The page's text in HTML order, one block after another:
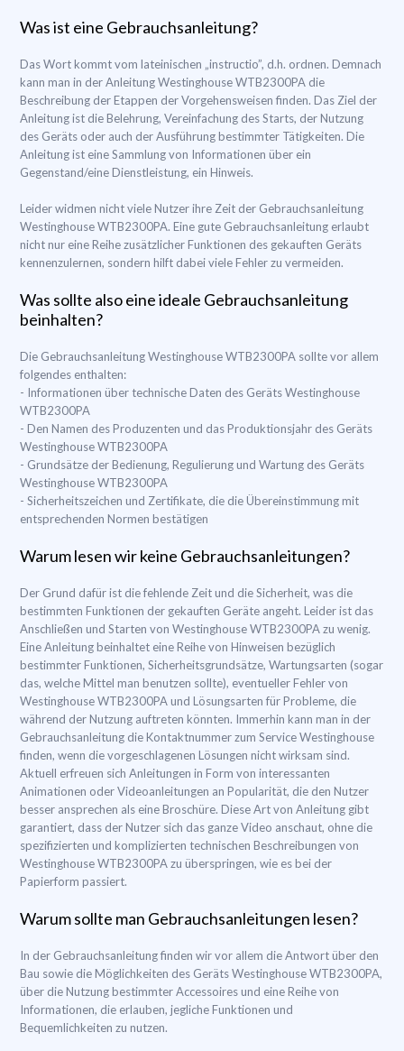
Was ist eine Gebrauchsanleitung?
Das Wort kommt vom lateinischen „instructio”, d.h. ordnen. Demnach
kann man in der Anleitung Westinghouse WTB2300PA die
Beschreibung der Etappen der Vorgehensweisen finden. Das Ziel der
Anleitung ist die Belehrung, Vereinfachung des Starts, der Nutzung
des Geräts oder auch der Ausführung bestimmter Tätigkeiten. Die
Anleitung ist eine Sammlung von Informationen über ein
Gegenstand/eine Dienstleistung, ein Hinweis.
Leider widmen nicht viele Nutzer ihre Zeit der Gebrauchsanleitung
Westinghouse WTB2300PA. Eine gute Gebrauchsanleitung erlaubt
nicht nur eine Reihe zusätzlicher Funktionen des gekauften Geräts
kennenzulernen, sondern hilft dabei viele Fehler zu vermeiden.
Was sollte also eine ideale Gebrauchsanleitung
beinhalten?
Die Gebrauchsanleitung Westinghouse WTB2300PA sollte vor allem
folgendes enthalten:
- Informationen über technische Daten des Geräts Westinghouse
WTB2300PA
- Den Namen des Produzenten und das Produktionsjahr des Geräts
Westinghouse WTB2300PA
- Grundsätze der Bedienung, Regulierung und Wartung des Geräts
Westinghouse WTB2300PA
- Sicherheitszeichen und Zertifikate, die die Übereinstimmung mit
entsprechenden Normen bestätigen
Warum lesen wir keine Gebrauchsanleitungen?
Der Grund dafür ist die fehlende Zeit und die Sicherheit, was die
bestimmten Funktionen der gekauften Geräte angeht. Leider ist das
Anschließen und Starten von Westinghouse WTB2300PA zu wenig.
Eine Anleitung beinhaltet eine Reihe von Hinweisen bezüglich
bestimmter Funktionen, Sicherheitsgrundsätze, Wartungsarten (sogar
das, welche Mittel man benutzen sollte), eventueller Fehler von
Westinghouse WTB2300PA und Lösungsarten für Probleme, die
während der Nutzung auftreten könnten. Immerhin kann man in der
Gebrauchsanleitung die Kontaktnummer zum Service Westinghouse
finden, wenn die vorgeschlagenen Lösungen nicht wirksam sind.
Aktuell erfreuen sich Anleitungen in Form von interessanten
Animationen oder Videoanleitungen an Popularität, die den Nutzer
besser ansprechen als eine Broschüre. Diese Art von Anleitung gibt
garantiert, dass der Nutzer sich das ganze Video anschaut, ohne die
spezifizierten und komplizierten technischen Beschreibungen von
Westinghouse WTB2300PA zu überspringen, wie es bei der
Papierform passiert.
Warum sollte man Gebrauchsanleitungen lesen?
In der Gebrauchsanleitung finden wir vor allem die Antwort über den
Bau sowie die Möglichkeiten des Geräts Westinghouse WTB2300PA,
über die Nutzung bestimmter Accessoires und eine Reihe von
Informationen, die erlauben, jegliche Funktionen und
Bequemlichkeiten zu nutzen.